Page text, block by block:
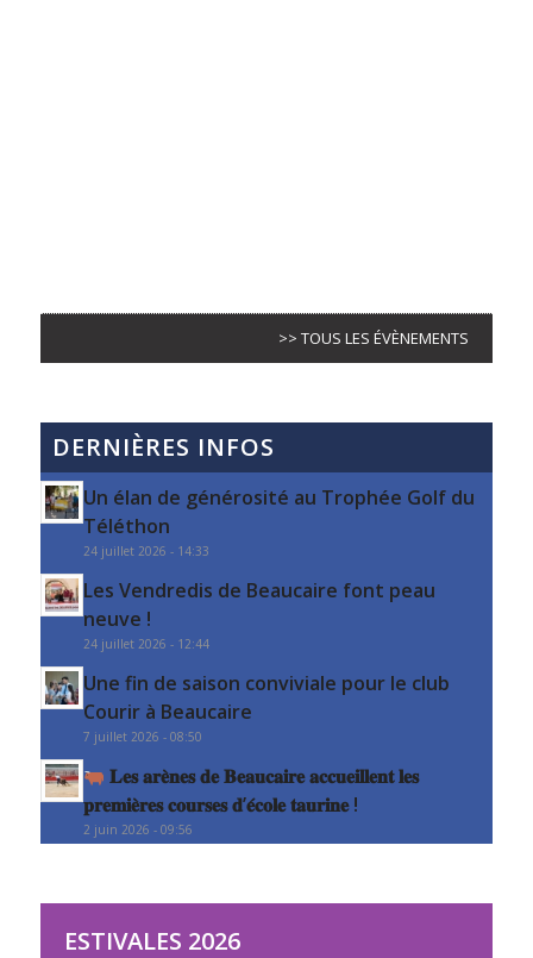
>> TOUS LES ÉVÈNEMENTS
DERNIÈRES INFOS
Un élan de générosité au Trophée Golf du
Téléthon
24 juillet 2026 - 14:33
Les Vendredis de Beaucaire font peau
neuve !
24 juillet 2026 - 12:44
Une fin de saison conviviale pour le club
Courir à Beaucaire
7 juillet 2026 - 08:50
𝐋𝐞𝐬 𝐚𝐫𝐞̀𝐧𝐞𝐬 𝐝𝐞 𝐁𝐞𝐚𝐮𝐜𝐚𝐢𝐫𝐞 𝐚𝐜𝐜𝐮𝐞𝐢𝐥𝐥𝐞𝐧𝐭 𝐥𝐞𝐬
𝐩𝐫𝐞𝐦𝐢𝐞̀𝐫𝐞𝐬 𝐜𝐨𝐮𝐫𝐬𝐞𝐬 𝐝’𝐞́𝐜𝐨𝐥𝐞 𝐭𝐚𝐮𝐫𝐢𝐧𝐞 !
2 juin 2026 - 09:56
ESTIVALES 2026